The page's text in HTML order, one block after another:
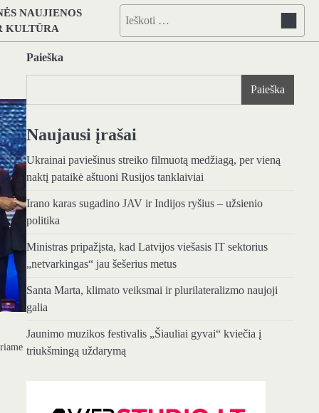
NAUJIENOS
KULTŪRA
Ieškoti:
Paieška
Paieška
Naujausi įrašai
Ukrainai paviešinus streiko filmuotą medžiagą, per vieną
naktį pataikė aštuoni Rusijos tanklaiviai
Irano karas sugadino JAV ir Indijos ryšius – užsienio
politika
Ministras pripažįsta, kad Latvijos viešasis IT sektorius
„netvarkingas“ jau šešerius metus
Santa Marta, klimato veiksmai ir plurilateralizmo naujoji
galia
Jaunimo muzikos festivalis „Šiauliai gyvai“ kviečia į
triukšmingą uždarymą